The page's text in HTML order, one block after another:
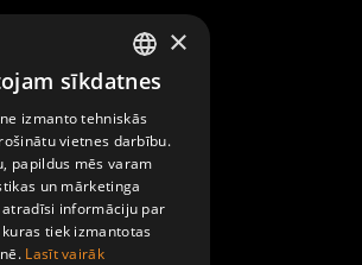
Par Mobilly
Noteikumi un līgumi
Kontakti
LATVIAN
ENGLISH
×
sīkdatnes
izmanto tehniskās
vietnes darbību.
papildus mēs varam
un mārketinga
informāciju par
tiek izmantotas
Lasīt vairāk